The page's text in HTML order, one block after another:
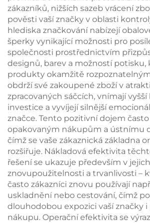
zákazníků, nižších sazeb vrácení
pověsti vaší značky v oblasti
hlediska značkování nabízejí
šperky vynikající možnosti pro
společnosti prostřednictvím
designů, barev a možností potisku,
produkty okamžitě
obdrží své zakoupené zboží v
zpracovaných sáčcích, vnímají
investice a vyvíjejí silnější
značce. Tento pozitivní dojem
opakovaným nákupům a ústnímu
čímž se vaše zákaznická základna
rozšiřuje. Nákladová efektivita
řešení se ukazuje především v jejich
znovupoužitelnosti a trvanlivosti –
často zákazníci znovu používají
uskladnění nebo cestování, čímž
dlouhodobou expozici vaší značky
nákupu. Operační efektivita se